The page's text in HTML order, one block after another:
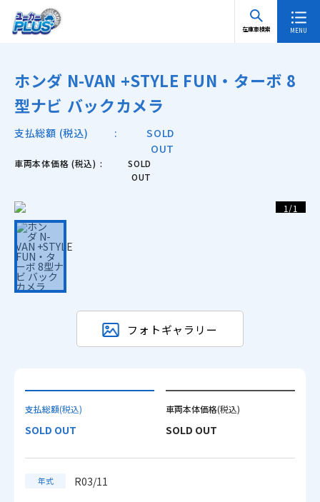
在庫車検索
TOP 在庫車検索 一覧
ホンダ N-VAN +STYLE FUN・ターボ 8型ナビ バ
ックカメラ
ホンダ N-VAN +STYLE FUN・ターボ 8
型ナビ バックカメラ
支払総額 (税込)
SOLD
OUT
車両本体価格 (税込)
SOLD
OUT
1 /1
フォトギャラリー
支払総額(税込)
SOLD OUT
車両本体価格(税込)
SOLD OUT
年式 R03/11